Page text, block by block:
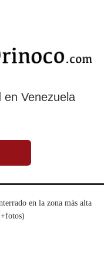
en Venezuela
en la zona más alta